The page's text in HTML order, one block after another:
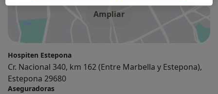
Ampliar
Hospiten Estepona
Cr. Nacional 340, km 162 (Entre Marbella y Estepona),
Estepona 29680
Aseguradoras